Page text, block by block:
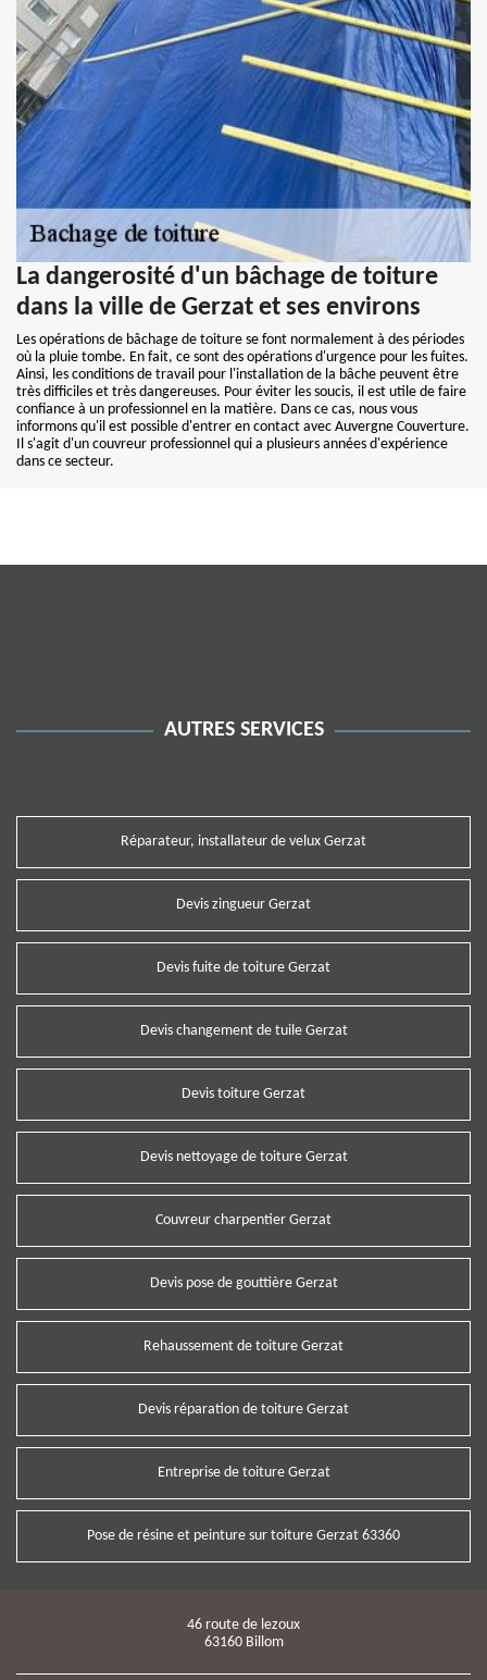
La dangerosité d'un bâchage de toiture
dans la ville de Gerzat et ses environs
Les opérations de bâchage de toiture se font normalement à des périodes
où la pluie tombe. En fait, ce sont des opérations d'urgence pour les fuites.
Ainsi, les conditions de travail pour l'installation de la bâche peuvent être
très difficiles et très dangereuses. Pour éviter les soucis, il est utile de faire
confiance à un professionnel en la matière. Dans ce cas, nous vous
informons qu'il est possible d'entrer en contact avec Auvergne Couverture.
Il s'agit d'un couvreur professionnel qui a plusieurs années d'expérience
dans ce secteur.
AUTRES SERVICES
Réparateur, installateur de velux Gerzat
Devis zingueur Gerzat
Devis fuite de toiture Gerzat
Devis changement de tuile Gerzat
Devis toiture Gerzat
Devis nettoyage de toiture Gerzat
Couvreur charpentier Gerzat
Devis pose de gouttière Gerzat
Rehaussement de toiture Gerzat
Devis réparation de toiture Gerzat
Entreprise de toiture Gerzat
Pose de résine et peinture sur toiture Gerzat 63360
46 route de lezoux
63160 Billom